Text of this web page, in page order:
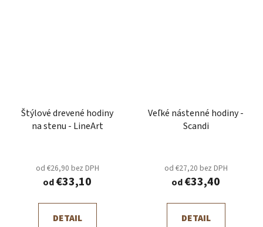
Štýlové drevené hodiny
na stenu - LineArt
od €26,90 bez DPH
od€33,10
DETAIL
Veľké nástenné hodiny -
Scandi
od €27,20 bez DPH
od€33,40
DETAIL